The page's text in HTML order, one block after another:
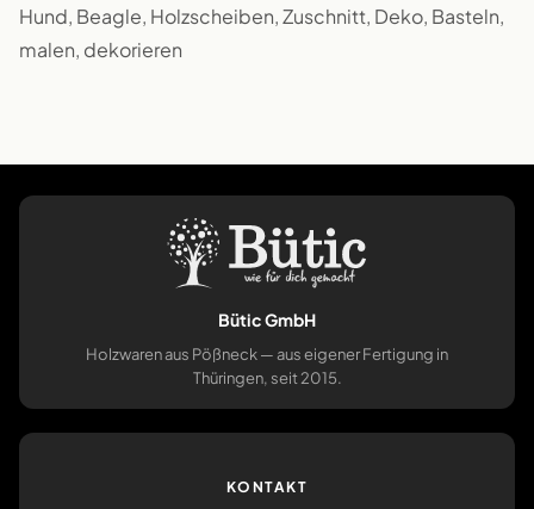
Hund, Beagle, Holzscheiben, Zuschnitt, Deko, Basteln,
malen, dekorieren
Bütic GmbH
Holzwaren aus Pößneck — aus eigener Fertigung in
Thüringen, seit 2015.
KONTAKT